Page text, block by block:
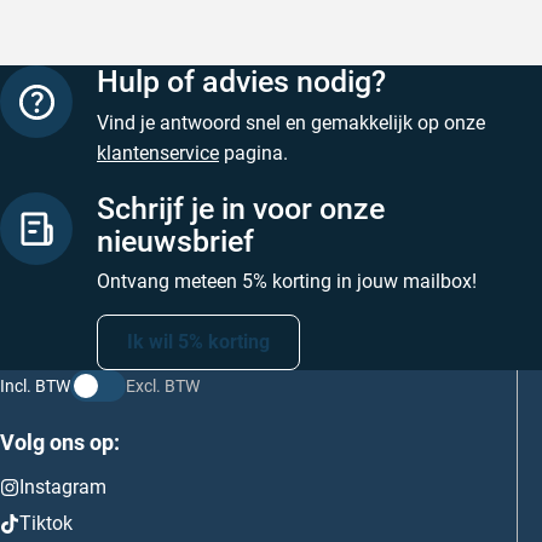
Hulp of advies nodig?
Vind je antwoord snel en gemakkelijk op onze
klantenservice pagina.
Schrijf je in voor onze
nieuwsbrief
Ontvang meteen 5% korting in jouw mailbox!
Ik wil 5% korting
Incl. BTW Excl. BTW
Volg ons op:
Instagram
Tiktok